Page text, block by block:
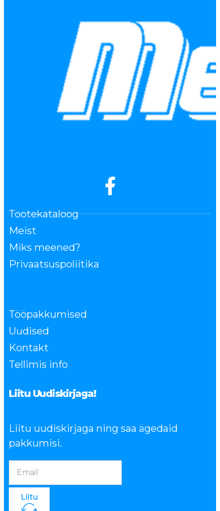
Tootekataloog
Meist
Miks meened?
Privaatsuspoliitika
Tööpakkumised
Uudised
Kontakt
Tellimis info
Liitu Uudiskirjaga!
Liitu uudiskirjaga ning saa ägedaid
pakkumisi.
Liitu